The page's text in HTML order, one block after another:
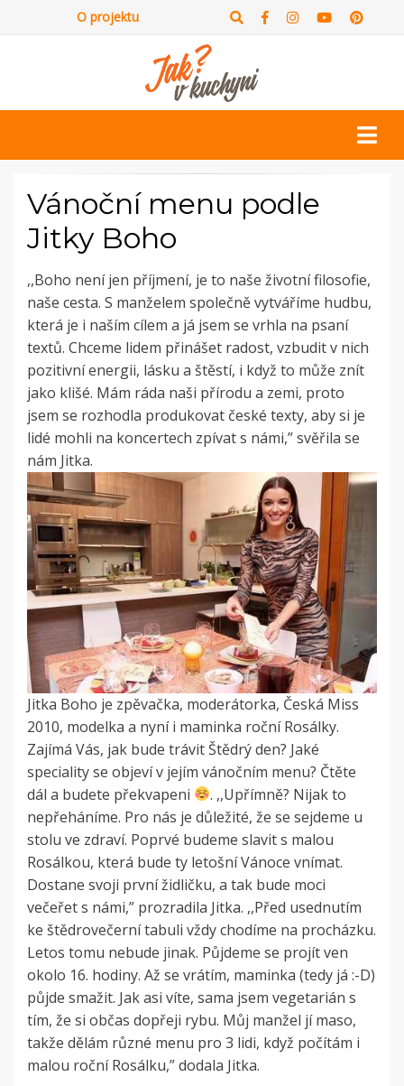
O projektu
Vánoční menu podle
Jitky Boho
,,Boho není jen příjmení, je to naše životní filosofie,
naše cesta. S manželem společně vytváříme hudbu,
která je i naším cílem a já jsem se vrhla na psaní
textů. Chceme lidem přinášet radost, vzbudit v nich
pozitivní energii, lásku a štěstí, i když to může znít
jako klišé. Mám ráda naši přírodu a zemi, proto
jsem se rozhodla produkovat české texty, aby si je
lidé mohli na koncertech zpívat s námi,” svěřila se
nám Jitka.
Jitka Boho je zpěvačka, moderátorka, Česká Miss
2010, modelka a nyní i maminka roční Rosálky.
Zajímá Vás, jak bude trávit Štědrý den? Jaké
speciality se objeví v jejím vánočním menu? Čtěte
dál a budete překvapeni
. ,,Upřímně? Nijak to
nepřeháníme. Pro nás je důležité, že se sejdeme u
stolu ve zdraví. Poprvé budeme slavit s malou
Rosálkou, která bude ty letošní Vánoce vnímat.
Dostane svoji první židličku, a tak bude moci
večeřet s námi,” prozradila Jitka. ,,Před usednutím
ke štědrovečerní tabuli vždy chodíme na procházku.
Letos tomu nebude jinak. Půjdeme se projít ven
okolo 16. hodiny. Až se vrátím, maminka (tedy já :-D)
půjde smažit. Jak asi víte, sama jsem vegetarián s
tím, že si občas dopřeji rybu. Můj manžel jí maso,
takže dělám různé menu pro 3 lidi, když počítám i
malou roční Rosálku,” dodala Jitka.